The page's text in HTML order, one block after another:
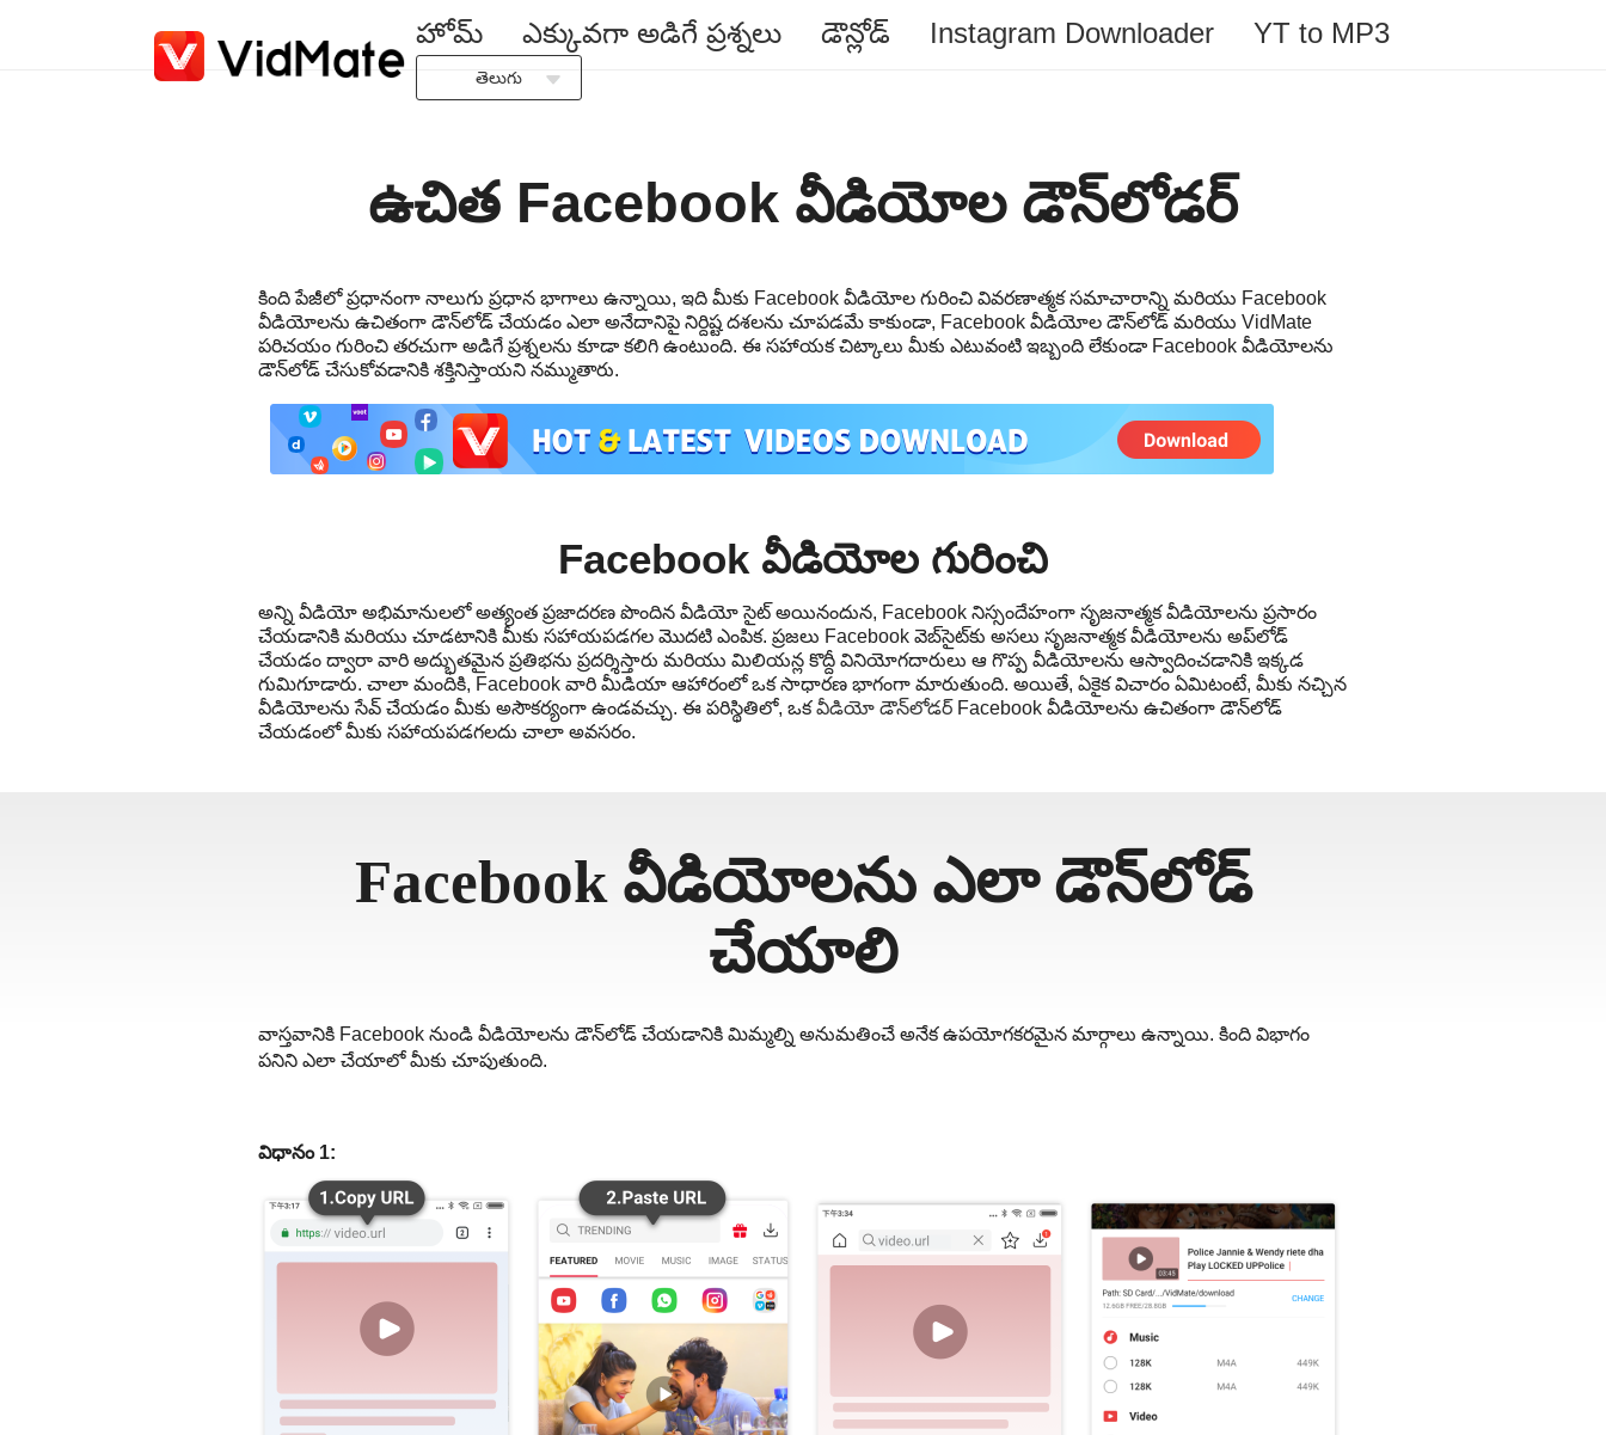
హోమ్ ఎక్కువగా అడిగే ప్రశ్నలు డౌన్లోడ్ Instagram Downloader YT to MP3
తెలుగు
English
Español
Italiano
Português
Русский
Türkçe
日本語
العربية
اُردُو
తెలుగు
हिंदी
Malaysia
ఉచిత Facebook వీడియోల డౌన్‌లోడర్
కింది పేజీలో ప్రధానంగా నాలుగు ప్రధాన భాగాలు ఉన్నాయి, ఇది మీకు Facebook వీడియోల గురించి వివరణాత్మక సమాచారాన్ని మరియు Facebook
వీడియోలను ఉచితంగా డౌన్‌లోడ్ చేయడం ఎలా అనేదానిపై నిర్దిష్ట దశలను చూపడమే కాకుండా, Facebook వీడియోల డౌన్‌లోడ్ మరియు VidMate
పరిచయం గురించి తరచుగా అడిగే ప్రశ్నలను కూడా కలిగి ఉంటుంది. ఈ సహాయక చిట్కాలు మీకు ఎటువంటి ఇబ్బంది లేకుండా Facebook వీడియోలను
డౌన్‌లోడ్ చేసుకోవడానికి శక్తినిస్తాయని నమ్ముతారు.
Facebook వీడియోల గురించి
అన్ని వీడియో అభిమానులలో అత్యంత ప్రజాదరణ పొందిన వీడియో సైట్ అయినందున, Facebook నిస్సందేహంగా సృజనాత్మక వీడియోలను ప్రసారం
చేయడానికి మరియు చూడటానికి మీకు సహాయపడగల మొదటి ఎంపిక. ప్రజలు Facebook వెబ్‌సైట్‌కు అసలు సృజనాత్మక వీడియోలను అప్‌లోడ్
చేయడం ద్వారా వారి అద్భుతమైన ప్రతిభను ప్రదర్శిస్తారు మరియు మిలియన్ల కొద్దీ వినియోగదారులు ఆ గొప్ప వీడియోలను ఆస్వాదించడానికి ఇక్కడ
గుమిగూడారు. చాలా మందికి, Facebook వారి మీడియా ఆహారంలో ఒక సాధారణ భాగంగా మారుతుంది. అయితే, ఏకైక విచారం ఏమిటంటే, మీకు నచ్చిన
వీడియోలను సేవ్ చేయడం మీకు అసౌకర్యంగా ఉండవచ్చు. ఈ పరిస్థితిలో, ఒకవీడియో డౌన్‌లోడర్Facebook వీడియోలను ఉచితంగా డౌన్‌లోడ్
చేయడంలో మీకు సహాయపడగలదు చాలా అవసరం.
Facebook వీడియోలను ఎలా డౌన్‌లోడ్
చేయాలి
వాస్తవానికి Facebook నుండి వీడియోలను డౌన్‌లోడ్ చేయడానికి మిమ్మల్ని అనుమతించే అనేక ఉపయోగకరమైన మార్గాలు ఉన్నాయి. కింది విభాగం
పనిని ఎలా చేయాలో మీకు చూపుతుంది.
విధానం 1: